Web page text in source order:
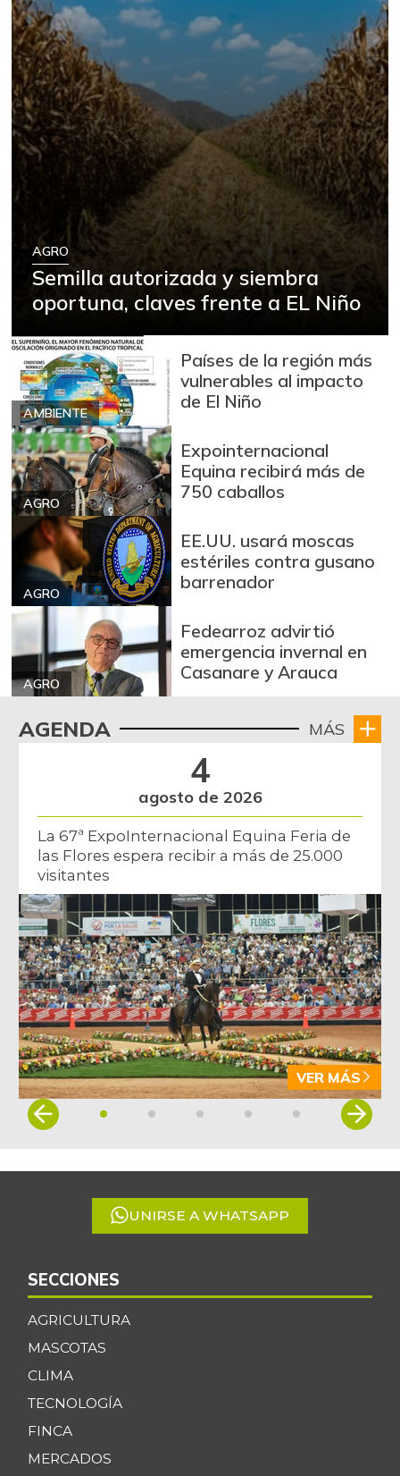
AGRO
Semilla autorizada y siembra
oportuna, claves frente a EL Niño
AMBIENTE
Países de la región más
vulnerables al impacto
de El Niño
AGRO
Expointernacional
Equina recibirá más de
750 caballos
AGRO
EE.UU. usará moscas
estériles contra gusano
barrenador
AGRO
Fedearroz advirtió
emergencia invernal en
Casanare y Arauca
AGENDA MÁS
4
agosto de 2026
La 67ª ExpoInternacional Equina Feria de
las Flores espera recibir a más de 25.000
visitantes
VER MÁS
Item
5
UNIRSE A WHATSAPP
SECCIONES
AGRICULTURA
MASCOTAS
CLIMA
TECNOLOGÍA
FINCA
MERCADOS